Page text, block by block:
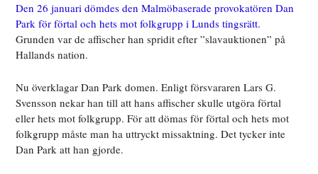
Den 26 januari dömdes den Malmöbaserade provokatören Dan
Park för förtal och hets mot folkgrupp i Lunds tingsrätt.
Grunden var de affischer han spridit efter ”slavauktionen” på
Hallands nation.
Nu överklagar Dan Park domen. Enligt försvararen Lars G.
Svensson nekar han till att hans affischer skulle utgöra förtal
eller hets mot folkgrupp. För att dömas för förtal och hets mot
folkgrupp måste man ha uttryckt missaktning. Det tycker inte
Dan Park att han gjorde.